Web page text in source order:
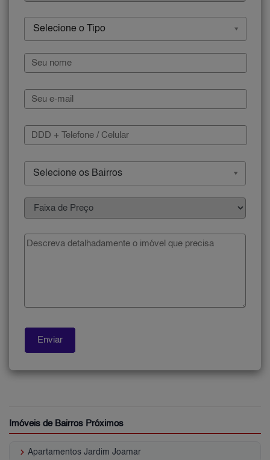
Selecione o Tipo
Selecione os Bairros
Imóveis de Bairros Próximos
keyboard_arrow_right Apartamentos Jardim Joamar